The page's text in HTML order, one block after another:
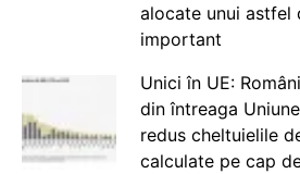
alocate unui astfel
important
Unici în UE:
din întreaga
redus cheltuielile
calculate pe cap